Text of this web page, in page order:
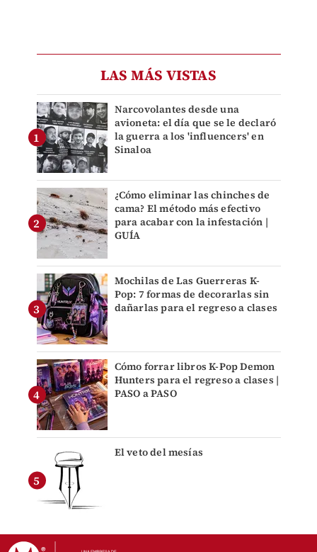
LAS MÁS VISTAS
Narcovolantes desde una
avioneta: el día que se le declaró
la guerra a los 'influencers' en
Sinaloa
¿Cómo eliminar las chinches de
cama? El método más efectivo
para acabar con la infestación |
GUÍA
Mochilas de Las Guerreras K-
Pop: 7 formas de decorarlas sin
dañarlas para el regreso a clases
Cómo forrar libros K-Pop Demon
Hunters para el regreso a clases |
PASO a PASO
El veto del mesías